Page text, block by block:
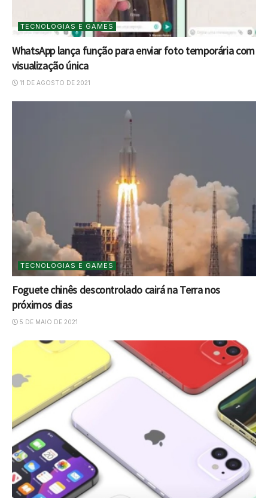
TECNOLOGIAS E GAMES
WhatsApp lança função para enviar foto temporária com
visualização única
11 DE AGOSTO DE 2021
TECNOLOGIAS E GAMES
Foguete chinês descontrolado cairá na Terra nos
próximos dias
5 DE MAIO DE 2021